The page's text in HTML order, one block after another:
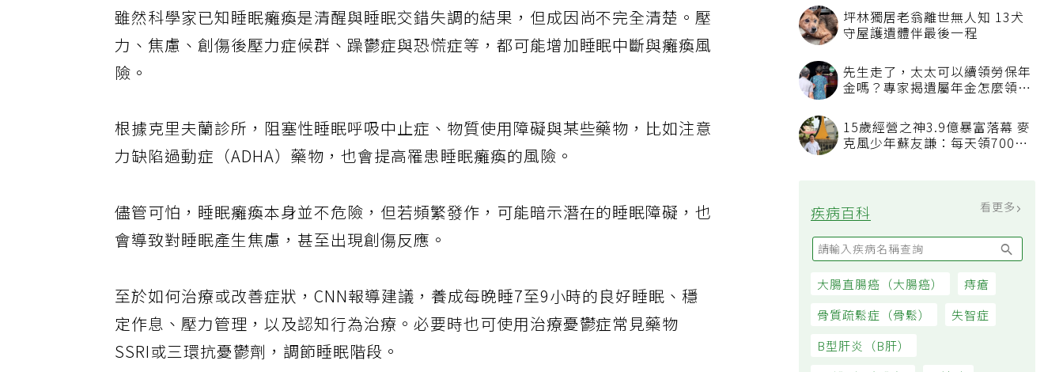
坪林獨居老翁離世無人知 13犬
守屋護遺體伴最後一程
先生走了，太太可以續領勞保年
看順位還要看資格
15歲經營之神3.9億暴富落幕 麥
疾病百科
雖然科學家已知睡眠癱瘓是清醒與睡眠交錯失調的結果，但成因尚不完全清楚。壓
力、焦慮、創傷後壓力症候群、躁鬱症與恐慌症等，都可能增加睡眠中斷與癱瘓風
險。
根據克里夫蘭診所，阻塞性睡眠呼吸中止症、物質使用障礙與某些藥物，比如注意
力缺陷過動症（ADHA）藥物，也會提高罹患睡眠癱瘓的風險。
儘管可怕，睡眠癱瘓本身並不危險，但若頻繁發作，可能暗示潛在的睡眠障礙，也
會導致對睡眠產生焦慮，甚至出現創傷反應。
至於如何治療或改善症狀，CNN報導建議，養成每晚睡7至9小時的良好睡眠、穩
定作息、壓力管理，以及認知行為治療。必要時也可使用治療憂鬱症常見藥物
SSRI或三環抗憂鬱劑，調節睡眠階段。